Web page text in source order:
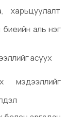
харьцуулалт
биеийн аль нэг
асуух
мэдээллийг